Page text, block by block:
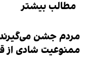
مطالب بیشتر
مردم جشن
ممنوعیت شادی از